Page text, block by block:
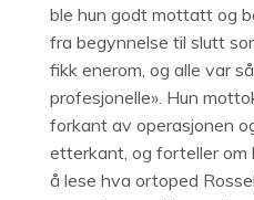
ble hun godt mottatt og
fra begynnelse til slutt
fikk enerom, og alle var
profesjonelle». Hun
forkant av operasjonen
etterkant, og forteller
å lese hva ortoped